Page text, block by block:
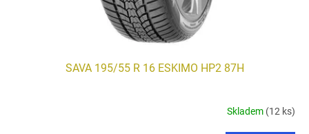
SAVA 195/55 R 16 ESKIMO HP2 87H
Skladem (12 ks)